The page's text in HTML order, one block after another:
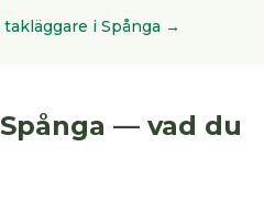
takläggare i Spånga →
Spånga — vad du